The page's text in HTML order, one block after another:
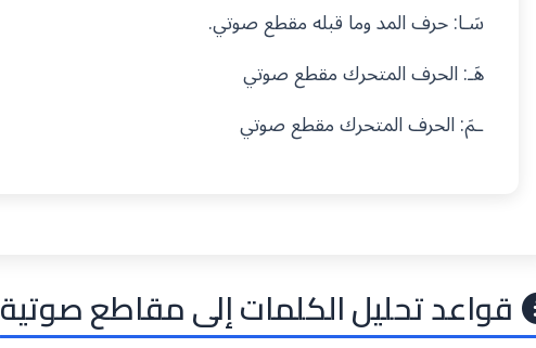
سَـا: حرف المد وما قبله مقطع صوتي.
هَـ: الحرف المتحرك مقطع صوتي
ـمَ: الحرف المتحرك مقطع صوتي
قواعد تحليل الكلمات إلى مقاطع صوتية